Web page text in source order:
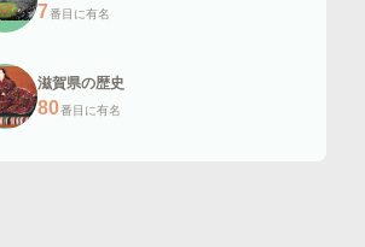
7番目に有名
滋賀県の歴史
80番目に有名